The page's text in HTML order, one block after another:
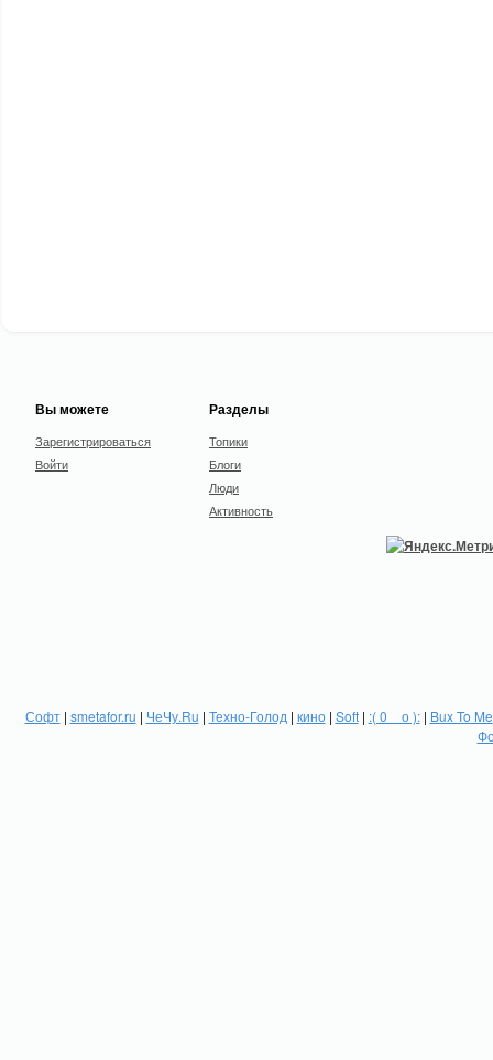
Вы можете
Зарегистрироваться
Войти
Разделы
Топики
Блоги
Люди
Активность
Софт| smetafor.ru | ЧеЧу.Ru | Техно-Голод | кино| Soft| :( 0 _ о ):| Bux To Me